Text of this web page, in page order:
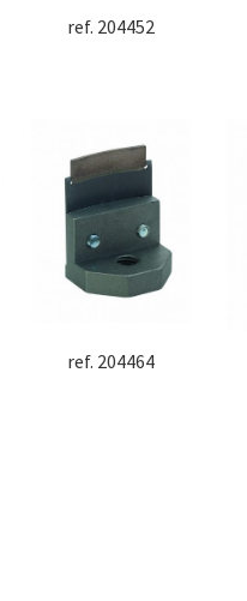
ref. 204452
ref. 204464